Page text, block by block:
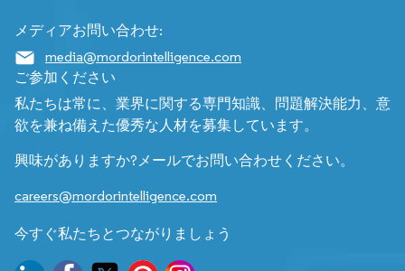
メディアお問い合わせ:
media@mordorintelligence.com
ご参加ください
私たちは常に、業界に関する専門知識、問題解決能力、意
欲を兼ね備えた優秀な人材を募集しています。
興味がありますか?メールでお問い合わせください。
careers@mordorintelligence.com
今すぐ私たちとつながりましょう